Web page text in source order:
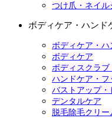
つけ爪・ネイル
ボディケア・ハンド
ボディケア・
ボディケア
ボディスクラブ
ハンドケア・フ
バストアップ・
デンタルケア
脱毛除毛クリー